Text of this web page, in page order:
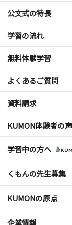
公文式の特長
学習の流れ
無料体験学習
よくあるご質問
資料請求
KUMON体験者の声
学習中の方へ
くもんの先生募集
KUMONの原点
企業情報